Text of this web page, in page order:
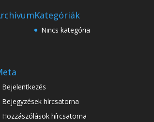
Kategóriák
Nincs kategória
Bejelentkezés
Bejegyzések hírcsatorna
Hozzászólások hírcsatorna